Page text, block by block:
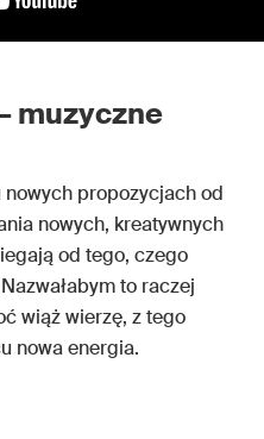
muzyczne
propozycjach od
nowych, kreatywnych
od tego, czego
to raczej
wiąż wierzę, z tego
nowa energia.